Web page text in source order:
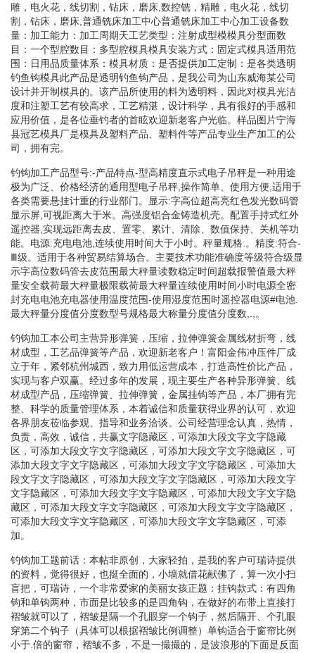
雕，电火花，线切割，钻床，磨床,数控铣，精雕，电火花，线切
割，钻床，磨床,普通铣床加工中心普通铣床加工中心加工设备数
量：加工能力：加工周期天工艺类型：注射成型模模具分型面数
目：一个型腔数目：多型腔模具模具安装方式：固定式模具适用范
围：日用品质量体系：模具材质：是否提供加工定制：是各类透明
钓鱼钩模具此产品是透明钓鱼钩产品，是我公司为山东威海某公司
设计并开制模具的。该产品所使用的料为透明料，因此对模具光洁
度和注塑工艺有较高求，工艺精湛，设计科学，具有很好的手感和
应用价值，是各位垂钓者的首眩欢迎新老客户光临。样品图片宁海
县冠艺模具厂是模具及塑料产品、塑料件等产品专业生产加工的公
司，拥有完。
钓钩加工产品型号:-产品特点-型高精度直示式电子吊秤是一种用途
极为广泛、价格经济的通用型电子吊秤,操作简单、使用方便,适用于
各类需要悬挂计重的行业部门。显示:字高位超高亮红色发光数码管
显示屏,可视距离大于米。高强度铝合金铸造机壳。配置手持式红外
遥控器,实现远距离去皮、置零、累计、清除、数值保持、关机等功
能。电源:充电电池,连续使用时间大于小时。秤量规格:。精度:符合-
Ⅲ级。适用于各种贸易结算场合。主要技术功能准确度等级符合级显
示字高位数码管去皮范围最大秤量读数稳定时间超载报警值最大秤
量安全载荷最大秤量极限载荷最大秤量连续使用时间小时电源全密
封充电电池充电器使用温度范围-使用湿度范围时遥控器电源#电池.
最大秤量分度值分度数型号规格最大称量分度值分度数,.,。
钓钩加工本公司主营异形弹簧，压缩，拉伸弹簧金属线材折弯，线
材成型，工艺品弹簧等产品，欢迎新老客户！富阳金伟冲压件厂成
立于年，紧邻杭州城西，致力用低运营成本，打造高性价比产品，
实现与客户双赢。经过多年的发展，现主要生产各种异形弹簧、线
材成型产品，压缩弹簧、拉伸弹簧，金属挂钩等产品，本厂拥有完
整、科学的质量管理体系，本着诚信和质量获得业界的认可，欢迎
各界朋友莅临参观、指导和业务洽谈。公司经营理念认真，热情，
负责，高效，诚信，共赢文字隐藏区，可添加大段文字文字隐藏
区，可添加大段文字文字隐藏区，可添加大段文字文字隐藏区，可
添加大段文字文字隐藏区，可添加大段文字文字隐藏区，可添加大
段文字文字隐藏区，可添加大段文字文字隐藏区，可添加大段文字
文字隐藏区，可添加大段文字文字隐藏区，可添加大段文字文字隐
藏区，可添加大段文字文字隐藏区，可添加大段文字文字隐藏区，
可添加大段文字文字隐藏区，可添加大段文字文字隐藏区，可添
加。
钓钩加工题前话：本帖非原创，大家轻拍，是我的客户可瑞诗提供
的资料，觉得很好，也挺全面的，小墙就借花献佛了，算一次小扫
盲把，可瑞诗，一个非常爱家的美丽女孩正题：挂钩款式：有四角
钩和单钩两种，市面是比较多的是四角钩，在做好的布带上直接打
褶皱就可以了，褶皱是隔一个孔眼穿一个钩子，然后隔开、个孔眼
穿第二个钩子（具体可以根据褶皱比例调整）单钩适合于窗帘比例
小于.倍的窗帘，褶皱不多，不是一撮撮的，是波浪形的下面是反面